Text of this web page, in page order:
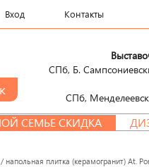
Вход Контакты
СПб, Б.
СПб,
СКИДКА ДИЗАЙН-
напольная плитка (керамогранит) At.